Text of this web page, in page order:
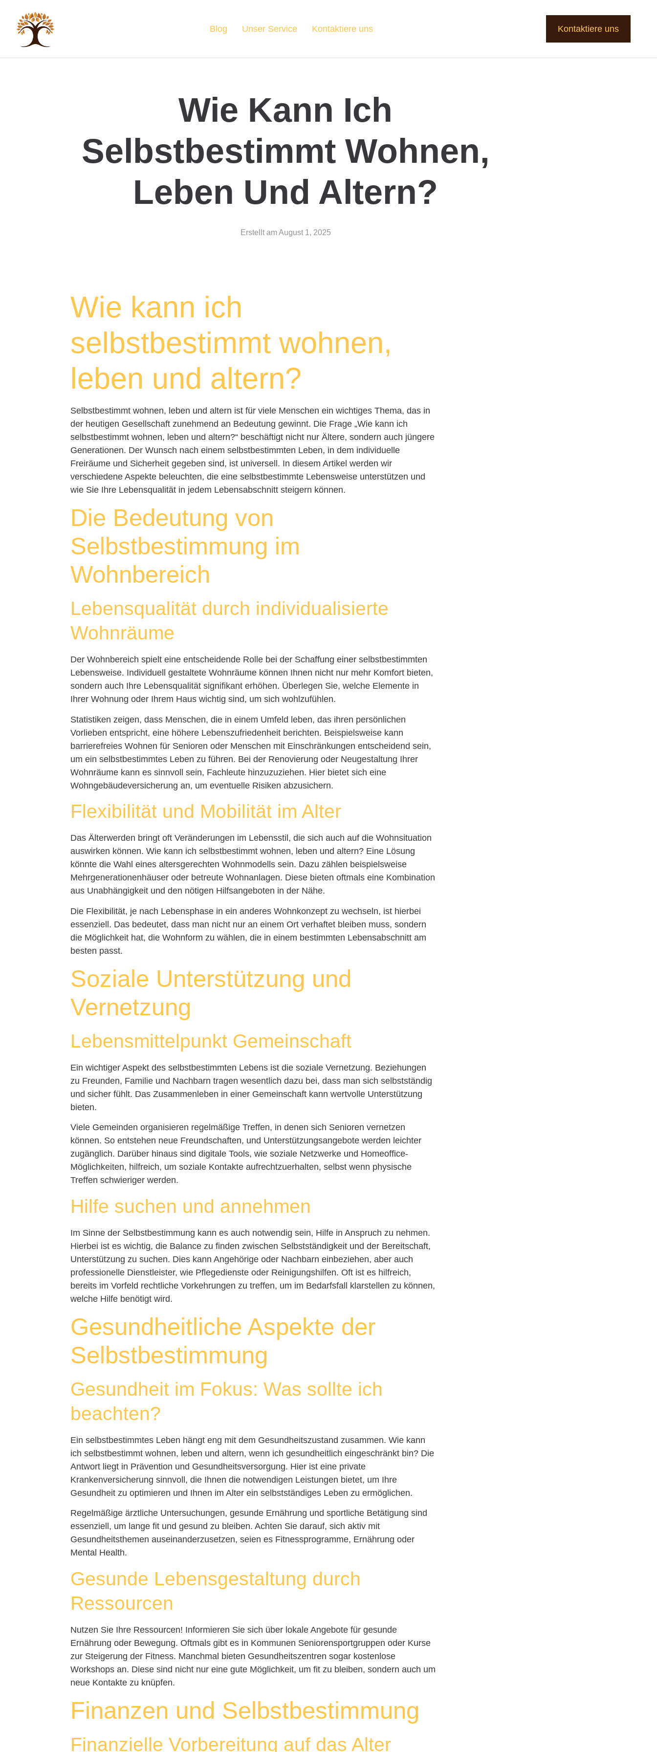
Blog Unser Service Kontaktiere uns Kontaktiere uns
Wie Kann Ich
Selbstbestimmt Wohnen,
Leben Und Altern?
Erstellt amAugust 1, 2025
Wie kann ich
selbstbestimmt wohnen,
leben und altern?
Selbstbestimmt wohnen, leben und altern ist für viele Menschen ein wichtiges Thema, das in
der heutigen Gesellschaft zunehmend an Bedeutung gewinnt. Die Frage „Wie kann ich
selbstbestimmt wohnen, leben und altern?“ beschäftigt nicht nur Ältere, sondern auch jüngere
Generationen. Der Wunsch nach einem selbstbestimmten Leben, in dem individuelle
Freiräume und Sicherheit gegeben sind, ist universell. In diesem Artikel werden wir
verschiedene Aspekte beleuchten, die eine selbstbestimmte Lebensweise unterstützen und
wie Sie Ihre Lebensqualität in jedem Lebensabschnitt steigern können.
Die Bedeutung von
Selbstbestimmung im
Wohnbereich
Lebensqualität durch individualisierte
Wohnräume
Der Wohnbereich spielt eine entscheidende Rolle bei der Schaffung einer selbstbestimmten
Lebensweise. Individuell gestaltete Wohnräume können Ihnen nicht nur mehr Komfort bieten,
sondern auch Ihre Lebensqualität signifikant erhöhen. Überlegen Sie, welche Elemente in
Ihrer Wohnung oder Ihrem Haus wichtig sind, um sich wohlzufühlen.
Statistiken zeigen, dass Menschen, die in einem Umfeld leben, das ihren persönlichen
Vorlieben entspricht, eine höhere Lebenszufriedenheit berichten. Beispielsweise kann
barrierefreies Wohnen für Senioren oder Menschen mit Einschränkungen entscheidend sein,
um ein selbstbestimmtes Leben zu führen. Bei der Renovierung oder Neugestaltung Ihrer
Wohnräume kann es sinnvoll sein, Fachleute hinzuzuziehen. Hier bietet sich eine
Wohngebäudeversicherung an, um eventuelle Risiken abzusichern.
Flexibilität und Mobilität im Alter
Das Älterwerden bringt oft Veränderungen im Lebensstil, die sich auch auf die Wohnsituation
auswirken können. Wie kann ich selbstbestimmt wohnen, leben und altern? Eine Lösung
könnte die Wahl eines altersgerechten Wohnmodells sein. Dazu zählen beispielsweise
Mehrgenerationenhäuser oder betreute Wohnanlagen. Diese bieten oftmals eine Kombination
aus Unabhängigkeit und den nötigen Hilfsangeboten in der Nähe.
Die Flexibilität, je nach Lebensphase in ein anderes Wohnkonzept zu wechseln, ist hierbei
essenziell. Das bedeutet, dass man nicht nur an einem Ort verhaftet bleiben muss, sondern
die Möglichkeit hat, die Wohnform zu wählen, die in einem bestimmten Lebensabschnitt am
besten passt.
Soziale Unterstützung und
Vernetzung
Lebensmittelpunkt Gemeinschaft
Ein wichtiger Aspekt des selbstbestimmten Lebens ist die soziale Vernetzung. Beziehungen
zu Freunden, Familie und Nachbarn tragen wesentlich dazu bei, dass man sich selbstständig
und sicher fühlt. Das Zusammenleben in einer Gemeinschaft kann wertvolle Unterstützung
bieten.
Viele Gemeinden organisieren regelmäßige Treffen, in denen sich Senioren vernetzen
können. So entstehen neue Freundschaften, und Unterstützungsangebote werden leichter
zugänglich. Darüber hinaus sind digitale Tools, wie soziale Netzwerke und Homeoffice-
Möglichkeiten, hilfreich, um soziale Kontakte aufrechtzuerhalten, selbst wenn physische
Treffen schwieriger werden.
Hilfe suchen und annehmen
Im Sinne der Selbstbestimmung kann es auch notwendig sein, Hilfe in Anspruch zu nehmen.
Hierbei ist es wichtig, die Balance zu finden zwischen Selbstständigkeit und der Bereitschaft,
Unterstützung zu suchen. Dies kann Angehörige oder Nachbarn einbeziehen, aber auch
professionelle Dienstleister, wie Pflegedienste oder Reinigungshilfen. Oft ist es hilfreich,
bereits im Vorfeld rechtliche Vorkehrungen zu treffen, um im Bedarfsfall klarstellen zu können,
welche Hilfe benötigt wird.
Gesundheitliche Aspekte der
Selbstbestimmung
Gesundheit im Fokus: Was sollte ich
beachten?
Ein selbstbestimmtes Leben hängt eng mit dem Gesundheitszustand zusammen. Wie kann
ich selbstbestimmt wohnen, leben und altern, wenn ich gesundheitlich eingeschränkt bin? Die
Antwort liegt in Prävention und Gesundheitsversorgung. Hier ist eine private
Krankenversicherung sinnvoll, die Ihnen die notwendigen Leistungen bietet, um Ihre
Gesundheit zu optimieren und Ihnen im Alter ein selbstständiges Leben zu ermöglichen.
Regelmäßige ärztliche Untersuchungen, gesunde Ernährung und sportliche Betätigung sind
essenziell, um lange fit und gesund zu bleiben. Achten Sie darauf, sich aktiv mit
Gesundheitsthemen auseinanderzusetzen, seien es Fitnessprogramme, Ernährung oder
Mental Health.
Gesunde Lebensgestaltung durch
Ressourcen
Nutzen Sie Ihre Ressourcen! Informieren Sie sich über lokale Angebote für gesunde
Ernährung oder Bewegung. Oftmals gibt es in Kommunen Seniorensportgruppen oder Kurse
zur Steigerung der Fitness. Manchmal bieten Gesundheitszentren sogar kostenlose
Workshops an. Diese sind nicht nur eine gute Möglichkeit, um fit zu bleiben, sondern auch um
neue Kontakte zu knüpfen.
Finanzen und Selbstbestimmung
Finanzielle Vorbereitung auf das Alter